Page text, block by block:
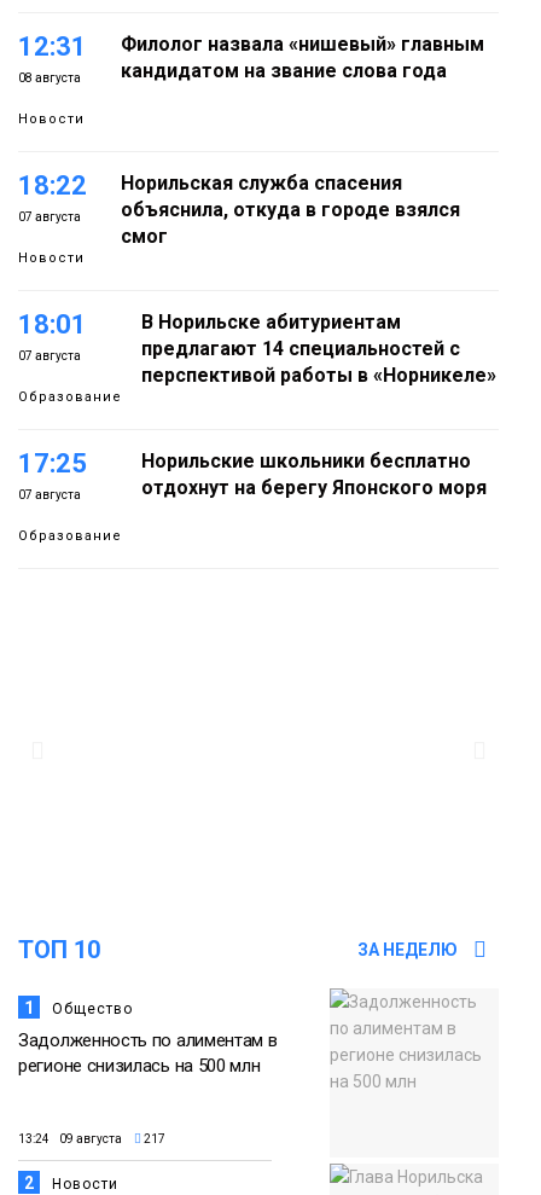
12:31
08 августа
Новости
Филолог назвала «нишевый» главным
кандидатом на звание слова года
18:22
07 августа
Новости
Норильская служба спасения
объяснила, откуда в городе взялся
смог
18:01
07 августа
Образование
В Норильске абитуриентам
предлагают 14 специальностей с
перспективой работы в «Норникеле»
17:25
07 августа
Образование
Норильские школьники бесплатно
отдохнут на берегу Японского моря
Спорт
ТОП 10 ЗА НЕДЕЛЮ
1 Общество
Задолженность по алиментам в
регионе снизилась на 500 млн
13:24 09 августа 217
2 Новости